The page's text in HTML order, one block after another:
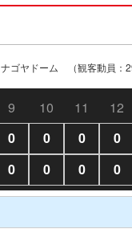
ナゴヤドーム （観客動員：
9 10 11 12
0 0 0 0
0 0 0 0